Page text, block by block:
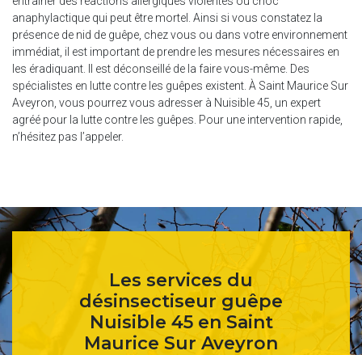
anaphylactique qui peut être mortel. Ainsi si vous constatez la
présence de nid de guêpe, chez vous ou dans votre environnement
immédiat, il est important de prendre les mesures nécessaires en
les éradiquant. Il est déconseillé de la faire vous-même. Des
spécialistes en lutte contre les guêpes existent. À Saint Maurice Sur
Aveyron, vous pourrez vous adresser à Nuisible 45, un expert
agréé pour la lutte contre les guêpes. Pour une intervention rapide,
n’hésitez pas l’appeler.
Les services du
désinsectiseur guêpe
Nuisible 45 en Saint
Maurice Sur Aveyron